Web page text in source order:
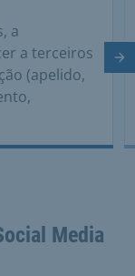
a
a terceiros
(apelido,
Media